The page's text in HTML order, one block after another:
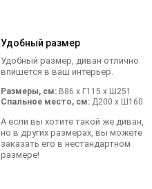
Удобный размер
Удобный размер, диван отлично
впишется в ваш интерьер.
Размеры, см: В86 x Г115 x Ш251
Спальное место, см: Д200 x Ш160
А если вы хотите такой же диван,
но в других размерах, вы можете
заказать его в нестандартном
размере!